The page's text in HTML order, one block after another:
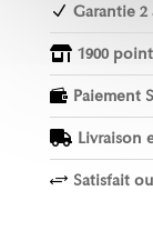
N Garantie 2
 1900
 Paiement
 Livraison
+ Satisfait